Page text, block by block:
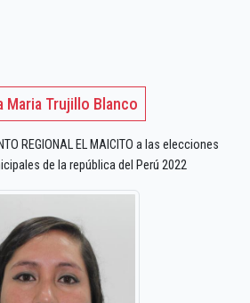
Maria Trujillo Blanco
REGIONAL EL MAICITO a las elecciones
de la república del Perú 2022